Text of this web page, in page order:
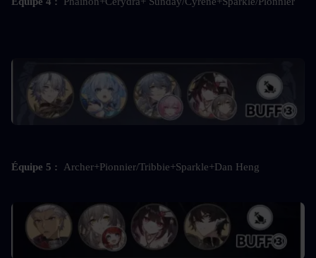
Équipe 5 : Archer+Pionnier/Tribbie+Sparkle+Dan Heng